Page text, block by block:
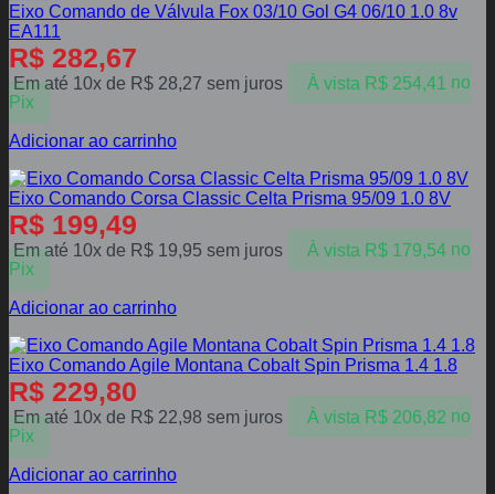
Eixo Comando de Válvula Fox 03/10 Gol G4 06/10 1.0 8v
EA111
R$ 282,67
Em até 10x de R$ 28,27 sem juros À vista R$254,41 no
Pix
Adicionar ao carrinho
Eixo Comando Corsa Classic Celta Prisma 95/09 1.0 8V
R$ 199,49
Em até 10x de R$ 19,95 sem juros À vista R$179,54 no
Pix
Adicionar ao carrinho
Eixo Comando Agile Montana Cobalt Spin Prisma 1.4 1.8
R$ 229,80
Em até 10x de R$ 22,98 sem juros À vista R$206,82 no
Pix
Adicionar ao carrinho